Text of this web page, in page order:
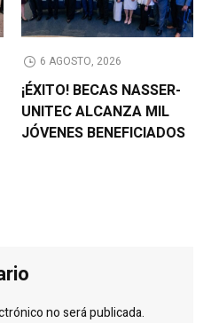
6 AGOSTO, 2026
¡ÉXITO! BECAS NASSER-
UNITEC ALCANZA MIL
JÓVENES BENEFICIADOS
no será publicada.